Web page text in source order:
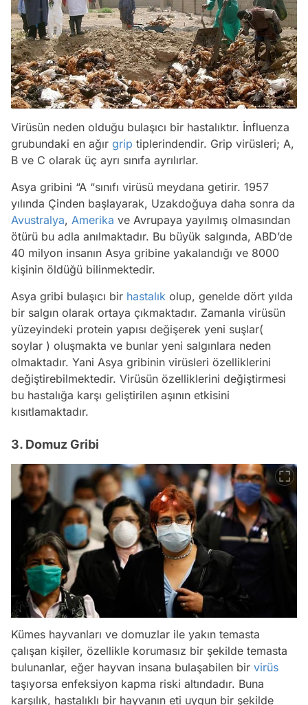
Virüsün neden olduğu bulaşıcı bir hastalıktır. İnfluenza
grubundaki en ağır grip tiplerindendir. Grip virüsleri; A,
B ve C olarak üç ayrı sınıfa ayrılırlar.
Asya gribini “A “sınıfı virüsü meydana getirir. 1957
yılında Çinden başlayarak, Uzakdoğuya daha sonra da
Avustralya, Amerika ve Avrupaya yayılmış olmasından
ötürü bu adla anılmaktadır. Bu büyük salgında, ABD’de
40 milyon insanın Asya gribine yakalandığı ve 8000
kişinin öldüğü bilinmektedir.
Asya gribi bulaşıcı bir hastalık olup, genelde dört yılda
bir salgın olarak ortaya çıkmaktadır. Zamanla virüsün
yüzeyindeki protein yapısı değişerek yeni suşlar(
soylar ) oluşmakta ve bunlar yeni salgınlara neden
olmaktadır. Yani Asya gribinin virüsleri özelliklerini
değiştirebilmektedir. Virüsün özelliklerini değiştirmesi
bu hastalığa karşı geliştirilen aşının etkisini
kısıtlamaktadır.
3. Domuz Gribi
Kümes hayvanları ve domuzlar ile yakın temasta
çalışan kişiler, özellikle korumasız bir şekilde temasta
bulunanlar, eğer hayvan insana bulaşabilen bir virüs
taşıyorsa enfeksiyon kapma riski altındadır. Buna
karşılık, hastalıklı bir hayvanın eti uygun bir şekilde